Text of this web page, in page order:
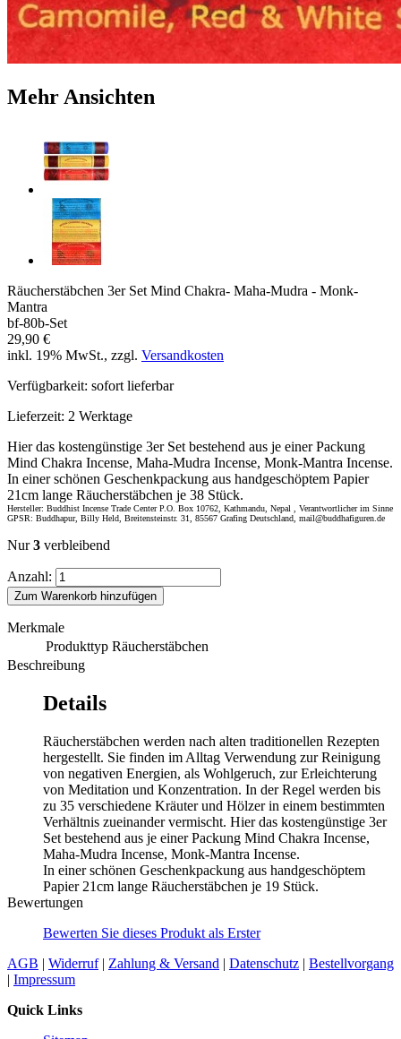
Mehr Ansichten
Räucherstäbchen 3er Set Mind Chakra- Maha-Mudra - Monk-
Mantra
bf-80b-Set
29,90 €
inkl. 19% MwSt., zzgl. Versandkosten
Verfügbarkeit: sofort lieferbar
Lieferzeit: 2 Werktage
Hier das kostengünstige 3er Set bestehend aus je einer Packung
Mind Chakra Incense, Maha-Mudra Incense, Monk-Mantra Incense.
In einer schönen Geschenkpackung aus handgeschöptem Papier
21cm lange Räucherstäbchen je 38 Stück.
Hersteller: Buddhist Incense Trade Center P.O. Box 10762, Kathmandu, Nepal , Verantwortlicher im Sinne
GPSR: Buddhapur, Billy Held, Breitensteinstr. 31, 85567 Grafing Deutschland, mail@buddhafiguren.de
Nur3 verbleibend
Anzahl:
Zum Warenkorb hinzufügen
Merkmale
Produkttyp Räucherstäbchen
Beschreibung
Details
Räucherstäbchen werden nach alten traditionellen Rezepten
hergestellt. Sie finden im Alltag Verwendung zur Reinigung
von negativen Energien, als Wohlgeruch, zur Erleichterung
von Meditation und Konzentration. In der Regel werden bis
zu 35 verschiedene Kräuter und Hölzer in einem bestimmten
Verhältnis zueinander vermischt. Hier das kostengünstige 3er
Set bestehend aus je einer Packung Mind Chakra Incense,
Maha-Mudra Incense, Monk-Mantra Incense.
In einer schönen Geschenkpackung aus handgeschöptem
Papier 21cm lange Räucherstäbchen je 19 Stück.
Bewertungen
Bewerten Sie dieses Produkt als Erster
AGB | Widerruf| Zahlung & Versand | Datenschutz | Bestellvorgang
| Impressum
Quick Links